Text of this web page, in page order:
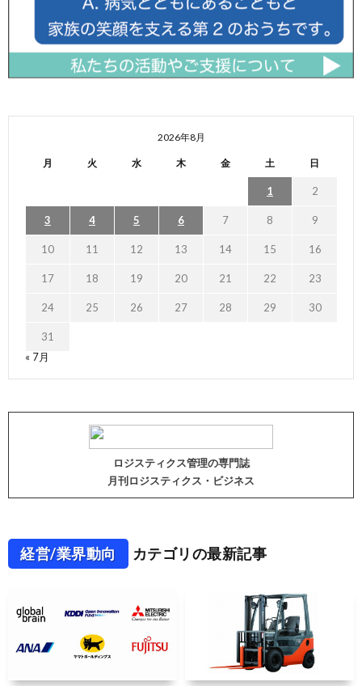
2026年8月
月 火 水 木 金 土 日
1 2
3 4 5 6 7 8 9
10 11 12 13 14 15 16
17 18 19 20 21 22 23
24 25 26 27 28 29 30
31
« 7月
ロジスティクス管理の専門誌
月刊ロジスティクス・ビジネス
経営/業界動向 カテゴリの最新記事